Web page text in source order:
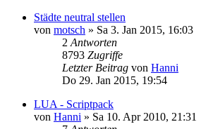
Städte neutral stellen
von motsch » Sa 3. Jan 2015, 16:03
2 Antworten
8793 Zugriffe
Letzter Beitrag von Hanni
Do 29. Jan 2015, 19:54
LUA - Scriptpack
von Hanni » Sa 10. Apr 2010, 21:31